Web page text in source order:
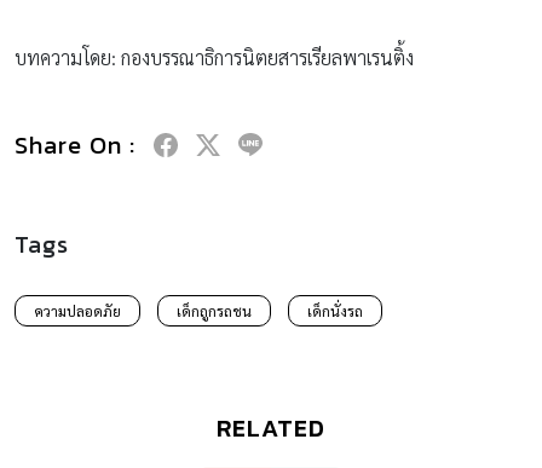
บทความโดย: กองบรรณาธิการนิตยสารเรียลพาเรนติ้ง
Share On :
Tags
ความปลอดภัย เด็กถูกรถชน เด็กนั่งรถ
RELATED